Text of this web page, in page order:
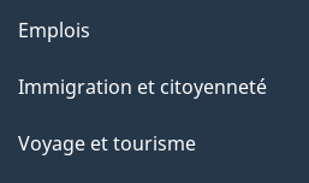
l
a
p
Thèmes
sujets
Emplois
Immigration et citoyenneté
Voyage et tourisme